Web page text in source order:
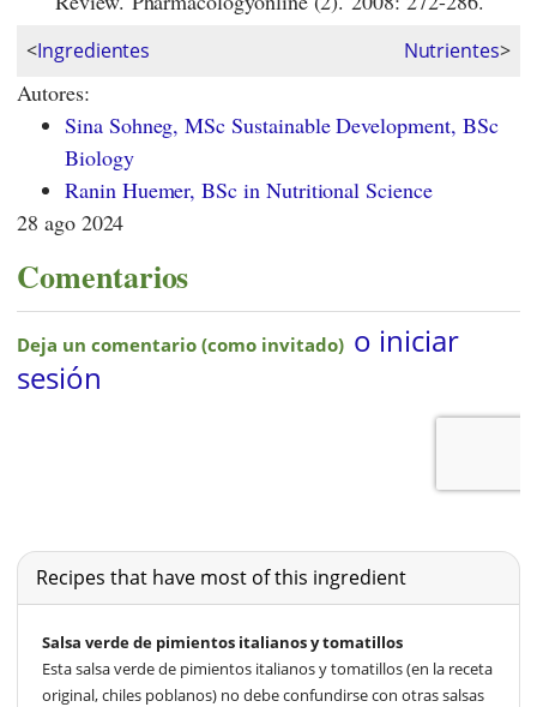
<Ingredientes Nutrientes>
Autores:
Sina Sohneg, MSc Sustainable Development, BSc
Biology
Ranin Huemer, BSc in Nutritional Science
28 ago 2024
Comentarios
Recipes that have most of this ingredient
Salsa verde de pimientos italianos y tomatillos
Esta salsa verde de pimientos italianos y tomatillos (en la receta
original, chiles poblanos) no debe confundirse con otras salsas